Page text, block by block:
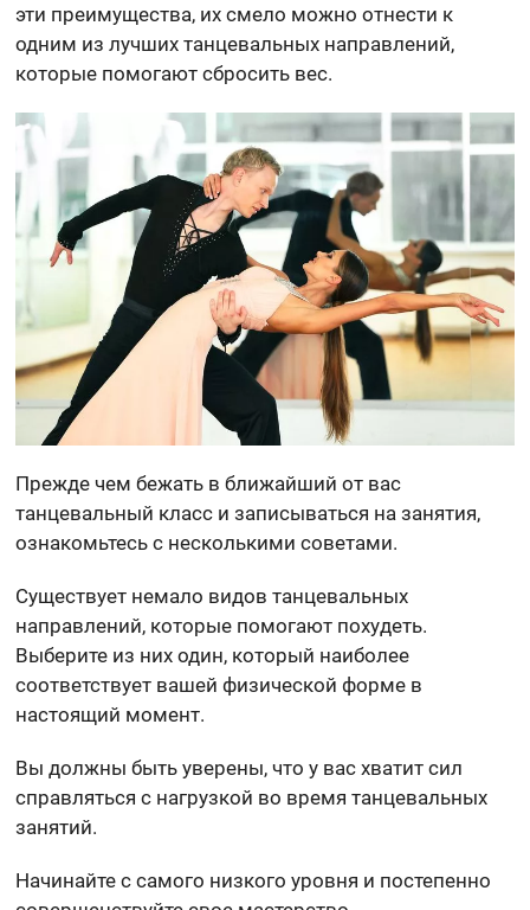
эти преимущества, их смело можно отнести к
одним из лучших танцевальных направлений,
которые помогают сбросить вес.
Прежде чем бежать в ближайший от вас
танцевальный класс и записываться на занятия,
ознакомьтесь с несколькими советами.
Существует немало видов танцевальных
направлений, которые помогают похудеть.
Выберите из них один, который наиболее
соответствует вашей физической форме в
настоящий момент.
Вы должны быть уверены, что у вас хватит сил
справляться с нагрузкой во время танцевальных
занятий.
Начинайте с самого низкого уровня и постепенно